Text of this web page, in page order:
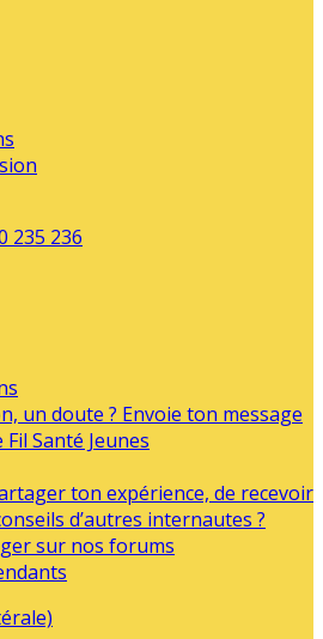
un doute ? Envoie ton message
Fil Santé Jeunes
ton expérience, de recevoir
d’autres internautes ?
sur nos forums